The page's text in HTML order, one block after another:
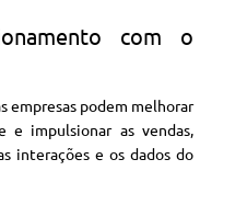
com o
empresas podem melhorar
impulsionar as vendas,
interações e os dados do